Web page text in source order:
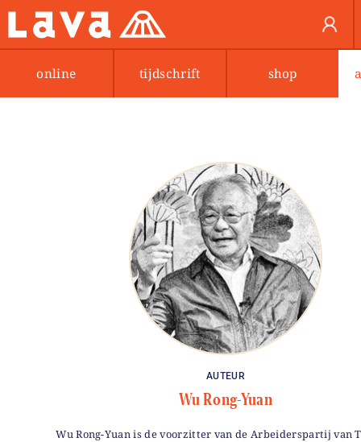
online tijdschrift shop
AUTEUR
Wu Rong-Yuan
Wu Rong-Yuan is de voorzitter van de Arbeiderspartij van